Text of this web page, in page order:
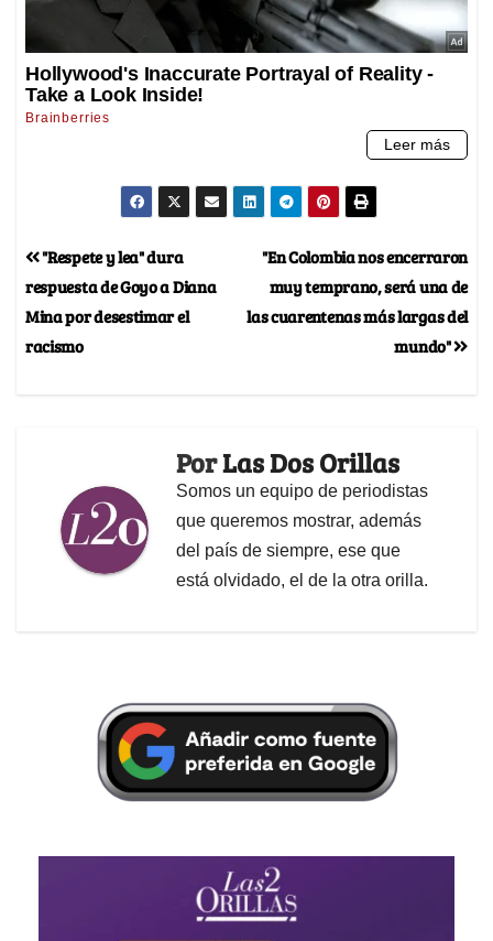
"En Colombia nos encerraron
muy temprano, será una de
las cuarentenas más largas del
mundo"
"Respete y lea" dura
respuesta de Goyo a Diana
Mina por desestimar el
racismo
PorLas Dos Orillas
Somos un equipo de periodistas
que queremos mostrar, además
del país de siempre, ese que
está olvidado, el de la otra orilla.